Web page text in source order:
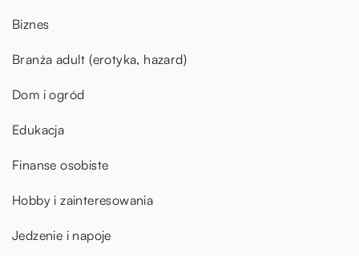
Biznes
Branża adult (erotyka, hazard)
Dom i ogród
Edukacja
Finanse osobiste
Hobby i zainteresowania
Jedzenie i napoje